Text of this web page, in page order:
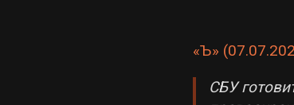
«Ъ»
СБУ